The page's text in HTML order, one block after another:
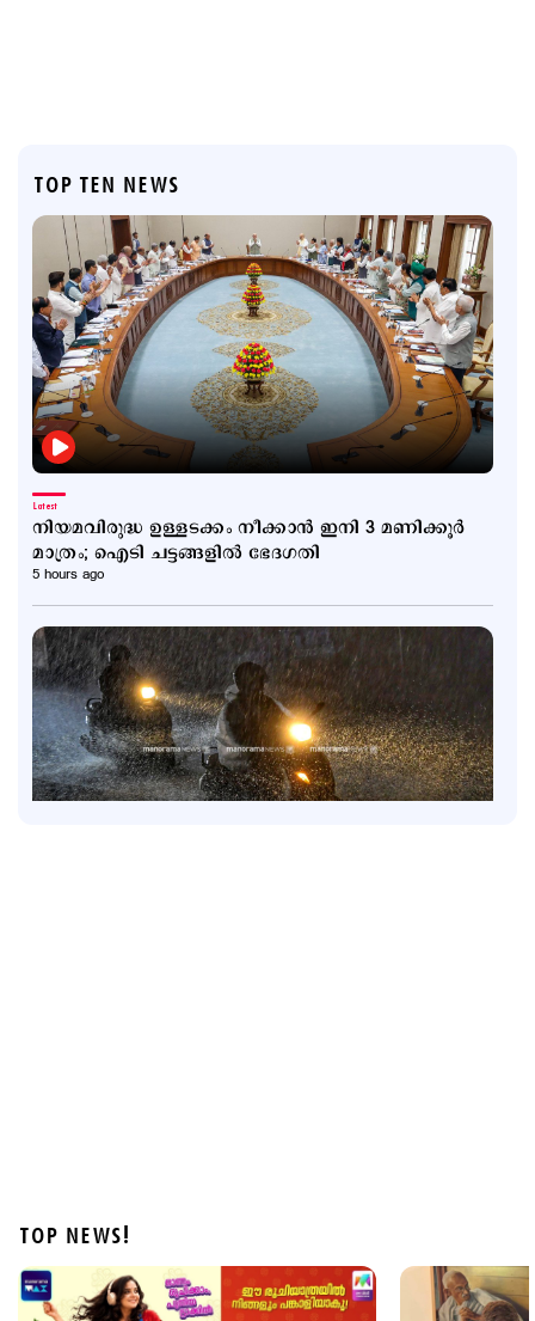
TOP TEN NEWS
Latest
നിയമവിരുദ്ധ ഉള്ളടക്കം നീക്കാൻ ഇനി 3 മണിക്കൂർ
മാത്രം; ഐടി ചട്ടങ്ങളിൽ ഭേദഗതി
5 hours ago
TOP NEWS!